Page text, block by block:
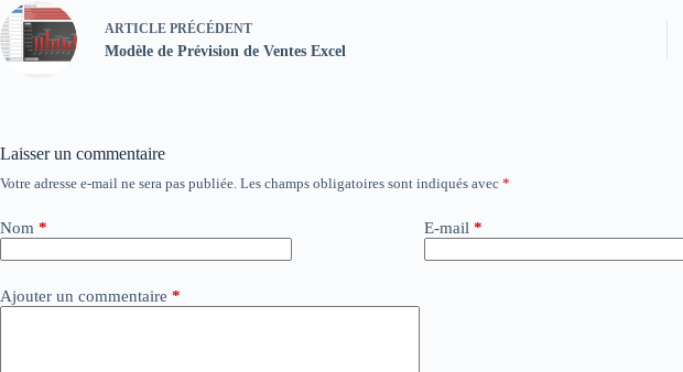
ARTICLE PRÉCÉDENT
Modèle de Prévision de Ventes Excel
Laisser un commentaire
Votre adresse e-mail ne sera pas publiée. Les champs obligatoires sont indiqués avec *
Nom * E-mail *
Ajouter un commentaire *